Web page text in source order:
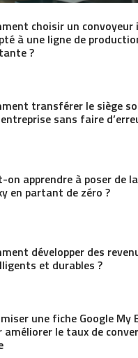
choisir un
à une ligne de
?
transférer le siège
sans faire
on apprendre à poser de
en partant de zéro ?
développer des
et durables ?
une fiche Google My
améliorer le taux de